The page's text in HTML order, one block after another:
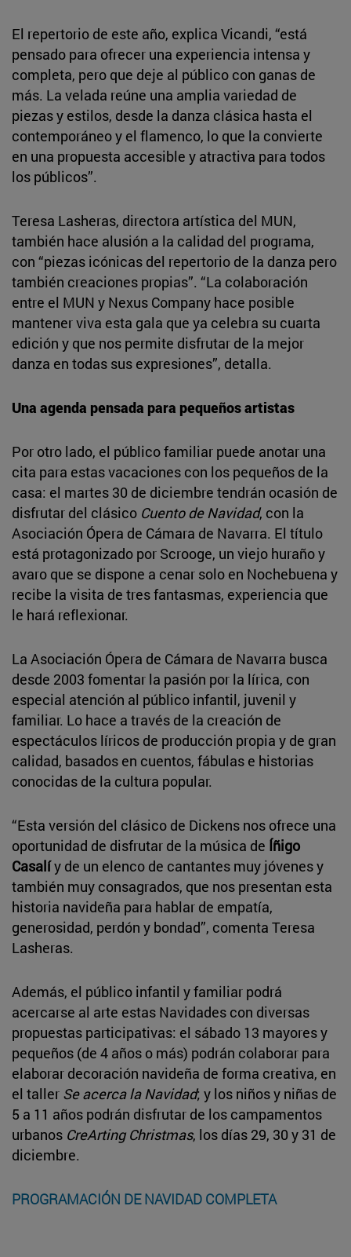
El repertorio de este año, explica Vicandi, “está
pensado para ofrecer una experiencia intensa y
completa, pero que deje al público con ganas de
más. La velada reúne una amplia variedad de
piezas y estilos, desde la danza clásica hasta el
contemporáneo y el flamenco, lo que la convierte
en una propuesta accesible y atractiva para todos
los públicos”.
Teresa Lasheras, directora artística del MUN,
también hace alusión a la calidad del programa,
con “piezas icónicas del repertorio de la danza pero
también creaciones propias”. “La colaboración
entre el MUN y Nexus Company hace posible
mantener viva esta gala que ya celebra su cuarta
edición y que nos permite disfrutar de la mejor
danza en todas sus expresiones”, detalla.
Una agenda pensada para pequeños artistas
Por otro lado, el público familiar puede anotar una
cita para estas vacaciones con los pequeños de la
casa: el martes 30 de diciembre tendrán ocasión de
disfrutar del clásico Cuento de Navidad, con la
Asociación Ópera de Cámara de Navarra. El título
está protagonizado por Scrooge, un viejo huraño y
avaro que se dispone a cenar solo en Nochebuena y
recibe la visita de tres fantasmas, experiencia que
le hará reflexionar.
La Asociación Ópera de Cámara de Navarra busca
desde 2003 fomentar la pasión por la lírica, con
especial atención al público infantil, juvenil y
familiar. Lo hace a través de la creación de
espectáculos líricos de producción propia y de gran
calidad, basados en cuentos, fábulas e historias
conocidas de la cultura popular.
“Esta versión del clásico de Dickens nos ofrece una
oportunidad de disfrutar de la música de Íñigo
Casalíy de un elenco de cantantes muy jóvenes y
también muy consagrados, que nos presentan esta
historia navideña para hablar de empatía,
generosidad, perdón y bondad”, comenta Teresa
Lasheras.
Además, el público infantil y familiar podrá
acercarse al arte estas Navidades con diversas
propuestas participativas: el sábado 13 mayores y
pequeños (de 4 años o más) podrán colaborar para
elaborar decoración navideña de forma creativa, en
el taller Se acerca la Navidad; y los niños y niñas de
5 a 11 años podrán disfrutar de los campamentos
urbanos CreArting Christmas, los días 29, 30 y 31 de
diciembre.
PROGRAMACIÓN DE NAVIDAD COMPLETA